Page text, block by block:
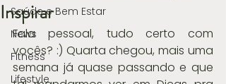
Saúde e Bem Estar
News
Fitness
Lifestyle
Inspirar
Fala pessoal, tudo certo com
vocês? :) Quarta chegou, mais uma
semana já quase passando e que